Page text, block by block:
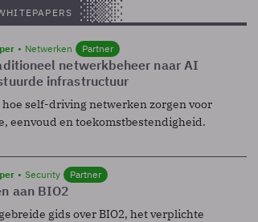
Netwerken Partner
netwerkbeheer naar AI
infrastructuur
self-driving netwerken zorgen voor
eenvoud en toekomstbestendigheid.
Security Partner
aan BIO2
gids over BIO2, het verplichte